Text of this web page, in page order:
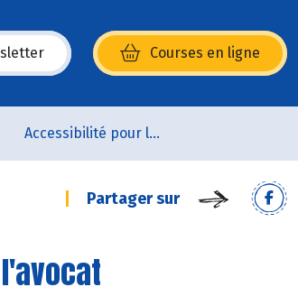
Courses en ligne
une nouvelle fenêtre)
Accessibilité pour les personnes en situation de handicap
Partager sur